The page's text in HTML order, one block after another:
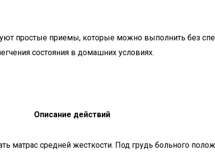
простые приемы, которые можно выполнить без
состояния в домашних условиях.
Описание действий
матрас средней жесткости. Под грудь больного